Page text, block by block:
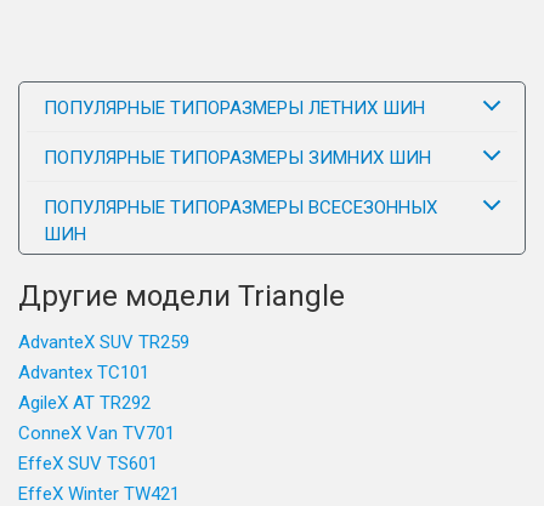
ПОПУЛЯРНЫЕ ТИПОРАЗМЕРЫ ЛЕТНИХ ШИН
ПОПУЛЯРНЫЕ ТИПОРАЗМЕРЫ ЗИМНИХ ШИН
ПОПУЛЯРНЫЕ ТИПОРАЗМЕРЫ ВСЕСЕЗОННЫХ
ШИН
Другие модели Triangle
AdvanteX SUV TR259
Advantex TC101
AgileX AT TR292
ConneX Van TV701
EffeX SUV TS601
EffeX Winter TW421